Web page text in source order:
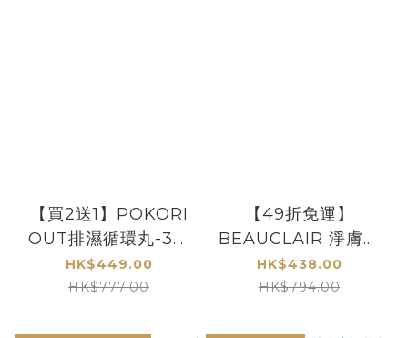
【買2送1】POKORI
OUT排濕循環丸-3盒
裝[包郵]
HK$449.00
HK$777.00
【49折免運】
BEAUCLAIR 淨膚水
潤組合 [包郵]
HK$438.00
HK$794.00